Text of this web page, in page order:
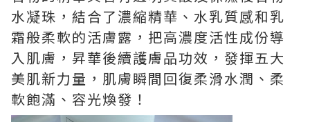
水凝珠，結合了濃縮精華、水乳質感和乳
霜般柔軟的活膚露，把高濃度活性成份導
入肌膚，昇華後續護膚品功效，發揮五大
美肌新力量，肌膚瞬間回復柔滑水潤、柔
軟飽滿、容光煥發！